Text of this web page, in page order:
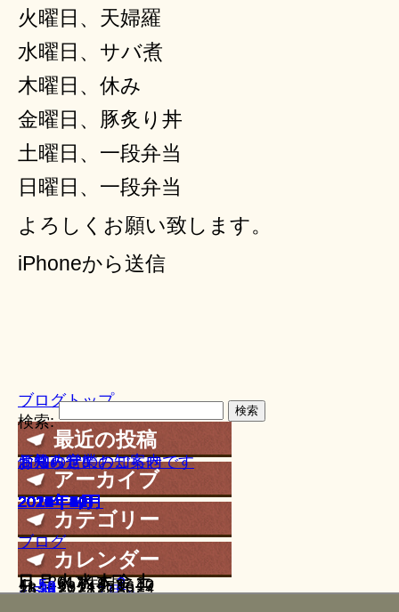
火曜日、天婦羅
水曜日、サバ煮
木曜日、休み
金曜日、豚炙り丼
土曜日、一段弁当
日曜日、一段弁当
よろしくお願い致します。
iPhoneから送信
ブログトップ
検索:
最近の投稿
５月の営業のご案内
価格改定のお知らせです
お知らせ‼︎
お知らせ‼︎
お知らせ‼︎
アーカイブ
2026年5月
2026年1月
2024年4月
2024年3月
2023年12月
2023年11月
2023年10月
2023年8月
2023年6月
2023年5月
2023年4月
2023年2月
2023年1月
2022年9月
2022年7月
2022年6月
2022年5月
2022年3月
2022年2月
2022年1月
2021年12月
2021年11月
2021年9月
2021年8月
2021年7月
2021年6月
2021年5月
2021年4月
2021年3月
2021年2月
2021年1月
2020年12月
2020年10月
2020年9月
2020年8月
2020年7月
2020年6月
2020年5月
2020年4月
2020年3月
2020年2月
2020年1月
2019年12月
2019年11月
2019年10月
2019年9月
2019年8月
2019年7月
2019年6月
2019年5月
2019年4月
2019年3月
2019年2月
2019年1月
2018年12月
2018年11月
2018年10月
2018年9月
2018年8月
2018年7月
2018年6月
2018年5月
2018年4月
2018年3月
2018年2月
2018年1月
2017年12月
2017年11月
2017年10月
2017年9月
2017年8月
2017年7月
2017年6月
2017年5月
2017年4月
2017年3月
2017年2月
2017年1月
2016年12月
2016年11月
2016年10月
2016年9月
2016年8月
2016年7月
2016年6月
2016年5月
2016年4月
2016年3月
2016年2月
2016年1月
2015年12月
2015年11月
2015年10月
2015年9月
2015年8月
2015年7月
2015年6月
2015年5月
2015年4月
2015年3月
2015年2月
2015年1月
2014年12月
2014年11月
2014年10月
2014年9月
2014年8月
2014年7月
2014年6月
2014年5月
2014年4月
2014年3月
2014年2月
2014年1月
2013年12月
2013年11月
2013年10月
2013年9月
カテゴリー
ブログ
カレンダー
2017年6月
日 月 火 水 木 金 土
« 5月 7月 »
1 2 3
4 5 6 7 8 9 10
11121314151617
18192021222324
252627282930